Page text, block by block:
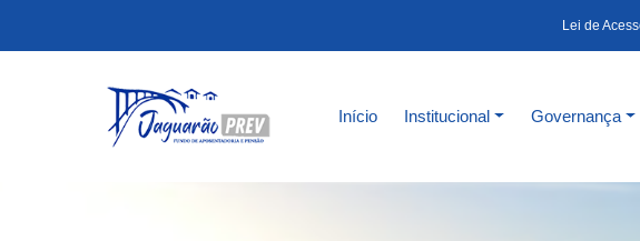
Lei de
Início Institucional Governança